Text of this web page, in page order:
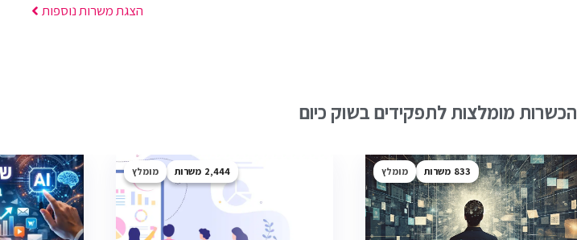
הצגת משרות נוספות
הכשרות מומלצות לתפקידים בשוק כיום
833 מומלץ 2,444 מומלץ